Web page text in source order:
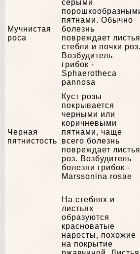
Мучнистая
роса
серыми
пятнами. Обычно
болезнь
повреждает
стебли и почки роз.
Возбудитель
грибок -
Sphaerotheca
pannosa
Черная
пятнистость
Куст розы
покрывается
черными или
коричневыми
пятнами, чаще
всего болезнь
повреждает листья
роз. Возбудитель
болезни грибок -
Marssonina rosae
На стеблях и
листьях
образуются
красноватые
наросты, похожие
на покрытие